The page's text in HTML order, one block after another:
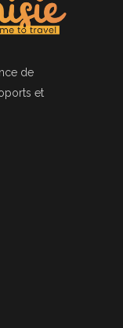
de
et